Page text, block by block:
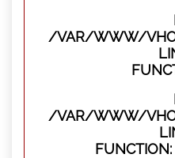
/VAR/WWW/
/VAR/WWW/
FUNCTION: